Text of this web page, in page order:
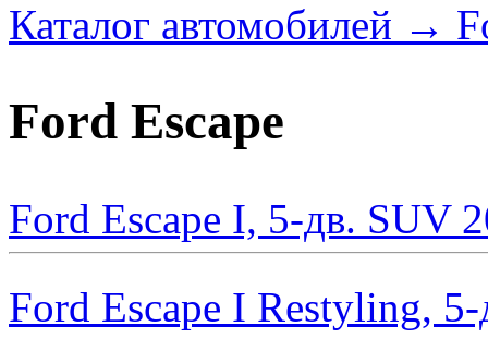
Каталог автомобилей →
Ford Escape
Ford Escape I, 5-дв. SUV
Ford Escape I Restyling,